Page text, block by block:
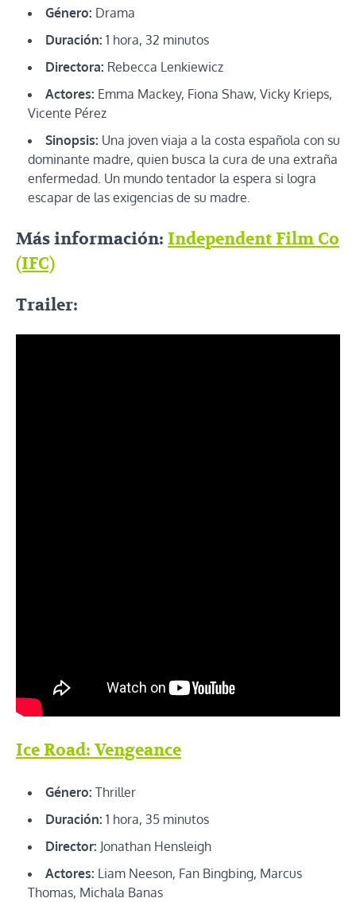
Género: Drama
Duración: 1 hora, 32 minutos
Directora: Rebecca Lenkiewicz
Actores: Emma Mackey, Fiona Shaw, Vicky Krieps,
Vicente Pérez
Sinopsis: Una joven viaja a la costa española con su
dominante madre, quien busca la cura de una extraña
enfermedad. Un mundo tentador la espera si logra
escapar de las exigencias de su madre.
Más información: Independent Film Co
(IFC)
Trailer:
Ice Road: Vengeance
Género: Thriller
Duración: 1 hora, 35 minutos
Director: Jonathan Hensleigh
Actores: Liam Neeson, Fan Bingbing, Marcus
Thomas, Michala Banas